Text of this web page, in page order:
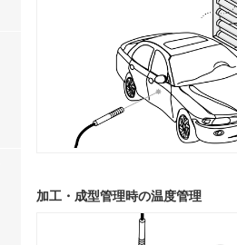
加工・成型管理時の温度管理